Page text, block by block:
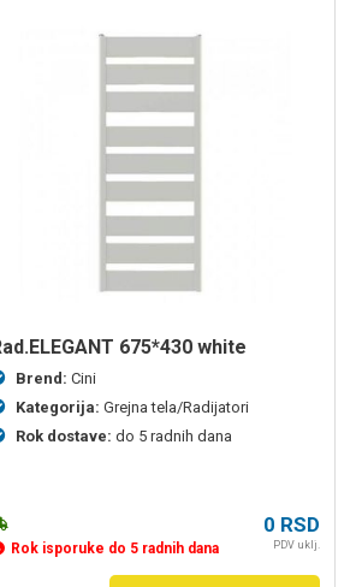
rad.ELEGANT 675*430 white
Brend: Cini
Kategorija: Grejna tela/Radijatori
Rok dostave: do 5 radnih dana
Rok isporuke do 5 radnih dana
0 RSD
PDV uklj.